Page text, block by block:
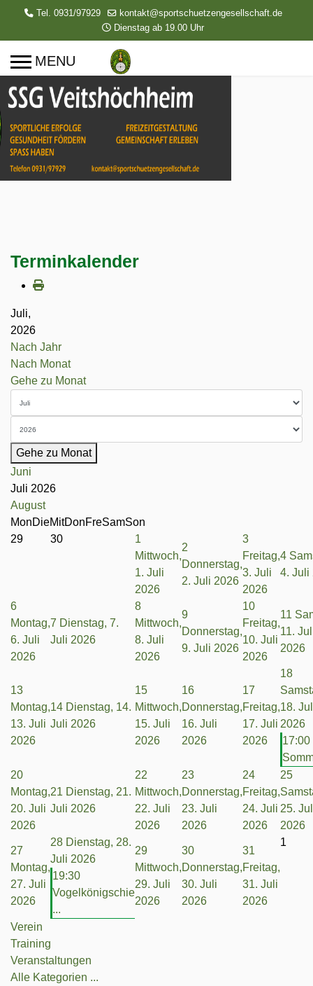
Tel. 0931/97929
kontakt@sportschuetzengesellschaft.de
Dienstag ab 19.00 Uhr
Terminkalender
Juli,
2026
Nach Jahr
Nach Monat
Gehe zu Monat
Gehe zu Monat
Juni
Juli 2026
August
MonDieMitDonFreSamSon
29
30
1
Mittwoch,
1. Juli
2026
2
Donnerstag,
2. Juli 2026
3
Freitag,
3. Juli
2026
4
4. Juli
6
Montag,
6. Juli
2026
7 Dienstag, 7.
Juli 2026
8
Mittwoch,
8. Juli
2026
9
Donnerstag,
9. Juli 2026
10
Freitag,
10. Juli
2026
11
11.
2026
13
Montag,
13. Juli
2026
14 Dienstag, 14.
Juli 2026
15
Mittwoch,
15. Juli
2026
16
Donnerstag,
16. Juli
2026
17
Freitag,
17. Juli
2026
18
18.
2026
17:00
20
Montag,
20. Juli
2026
21 Dienstag, 21.
Juli 2026
22
Mittwoch,
22. Juli
2026
23
Donnerstag,
23. Juli
2026
24
Freitag,
24. Juli
2026
25
25.
2026
27
Montag,
27. Juli
2026
28 Dienstag, 28.
Juli 2026
19:30
Vogelkönigschie
...
29
Mittwoch,
29. Juli
2026
30
Donnerstag,
30. Juli
2026
31
Freitag,
31. Juli
2026
1
Verein
Training
Veranstaltungen
Alle Kategorien ...